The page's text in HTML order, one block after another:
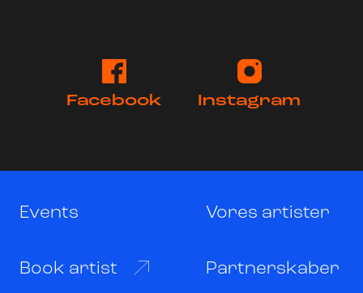
Facebook Instagram
Events Vores artister
Book artist Partnerskaber